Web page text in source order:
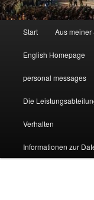
Start Aus meiner
English Homepage
personal messages
Die
Verhalten
Informationen zur